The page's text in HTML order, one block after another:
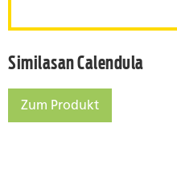
Similasan Calendula
Similasan Calendula
Zum Produkt